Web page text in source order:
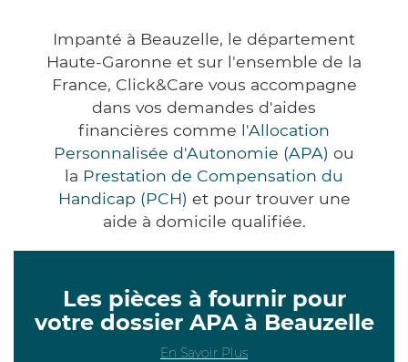
Impanté à Beauzelle, le département
Haute-Garonne et sur l'ensemble de la
France, Click&Care vous accompagne
dans vos demandes d'aides
financières comme l'Allocation
Personnalisée d'Autonomie (APA) ou
la Prestation de Compensation du
Handicap (PCH) et pour trouver une
aide à domicile qualifiée.
Les pièces à fournir pour
votre dossier APA à Beauzelle
En Savoir Plus